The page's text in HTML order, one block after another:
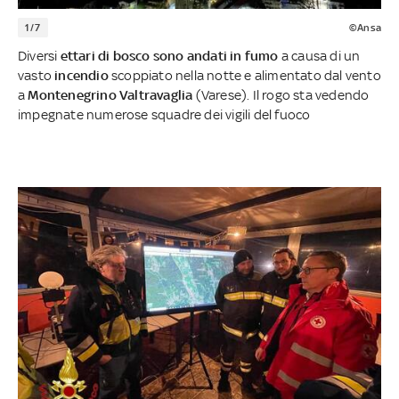
1/7 ©Ansa
Diversi ettari di bosco sono andati in fumo a causa di un
vasto incendioscoppiato nella notte e alimentato dal vento
aMontenegrino Valtravaglia (Varese). Il rogo sta vedendo
impegnate numerose squadre dei vigili del fuoco